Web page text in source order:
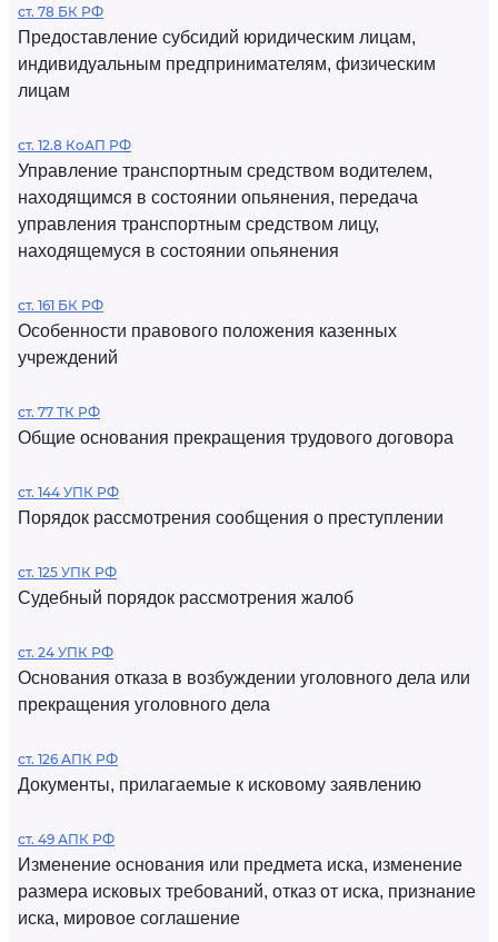
ст. 78 БК РФ
Предоставление субсидий юридическим лицам,
индивидуальным предпринимателям, физическим
лицам
ст. 12.8 КоАП РФ
Управление транспортным средством водителем,
находящимся в состоянии опьянения, передача
управления транспортным средством лицу,
находящемуся в состоянии опьянения
ст. 161 БК РФ
Особенности правового положения казенных
учреждений
ст. 77 ТК РФ
Общие основания прекращения трудового договора
ст. 144 УПК РФ
Порядок рассмотрения сообщения о преступлении
ст. 125 УПК РФ
Судебный порядок рассмотрения жалоб
ст. 24 УПК РФ
Основания отказа в возбуждении уголовного дела или
прекращения уголовного дела
ст. 126 АПК РФ
Документы, прилагаемые к исковому заявлению
ст. 49 АПК РФ
Изменение основания или предмета иска, изменение
размера исковых требований, отказ от иска, признание
иска, мировое соглашение